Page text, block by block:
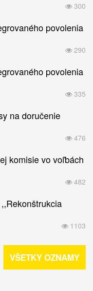
300
povolenia
290
povolenia
335
na doručenie
476
komisie vo voľbách
482
1103
VŠETKY OZNAMY